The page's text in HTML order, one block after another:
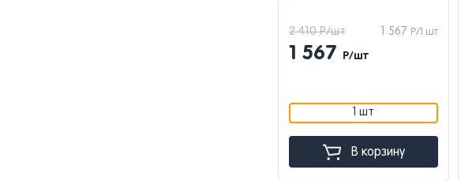
1 567 Р/1 шт
2 410 Р/шт
1 567 Р/шт
1 шт
В корзину